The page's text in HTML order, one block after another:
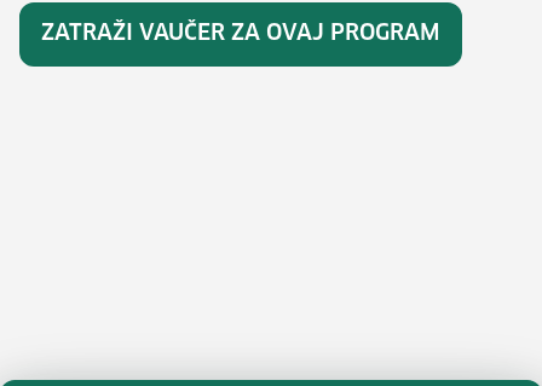
ZATRAŽI VAUČER ZA OVAJ PROGRAM